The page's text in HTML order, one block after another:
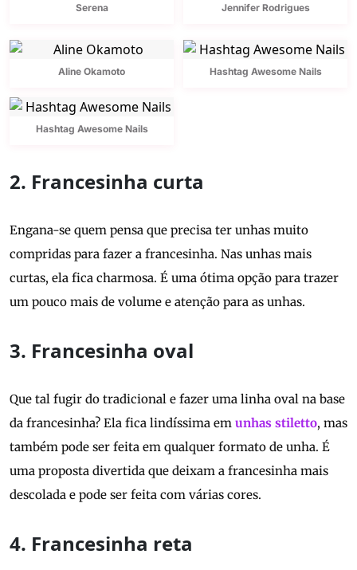
Serena Jennifer Rodrigues
Aline Okamoto Hashtag Awesome Nails
Hashtag Awesome Nails
2. Francesinha curta
Engana-se quem pensa que precisa ter unhas muito
compridas para fazer a francesinha. Nas unhas mais
curtas, ela fica charmosa. É uma ótima opção para trazer
um pouco mais de volume e atenção para as unhas.
3. Francesinha oval
Que tal fugir do tradicional e fazer uma linha oval na base
da francesinha? Ela fica lindíssima em unhas stiletto, mas
também pode ser feita em qualquer formato de unha. É
uma proposta divertida que deixam a francesinha mais
descolada e pode ser feita com várias cores.
4. Francesinha reta